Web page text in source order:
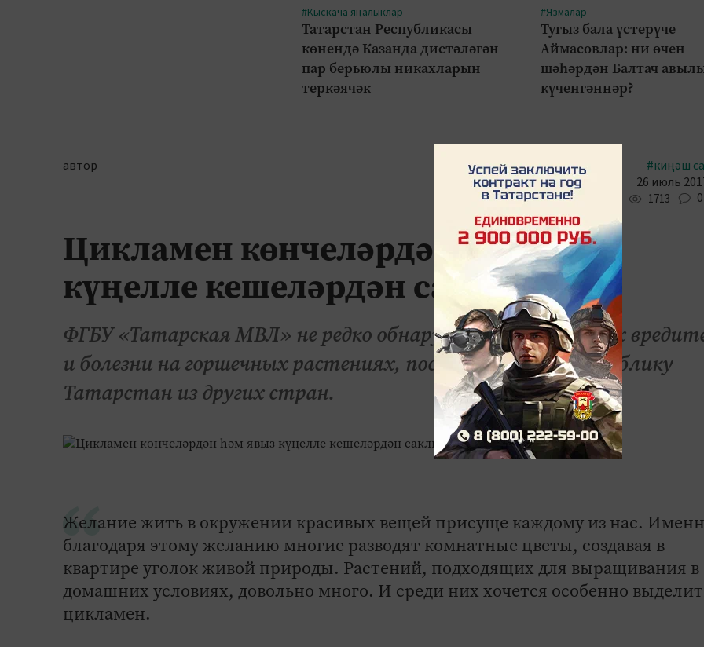
#Кыскача яңалыклар
Татарстан Республикасы
көнендә Казанда дистәләгән
пар берьюлы никахларын
теркәячәк
#Язмалар
Тугыз бала үстерүче
Аймасовлар: ни өчен
шәһәрдән Балтач
күченгәннәр?
автор
#киңәш
26 июль
1713 0
Цикламен көнчеләрдән һәм явыз
күңелле кешеләрдән саклый
ФГБУ «Татарская МВЛ» не редко обнаруживает различных
и болезни на горшечных растениях, поставляемых в Республику
Татарстан из других стран.
Желание жить в окружении красивых вещей присуще каждому из нас.
благодаря этому желанию многие разводят комнатные цветы, создавая в
квартире уголок живой природы. Растений, подходящих для выращивания в
домашних условиях, довольно много. И среди них хочется особенно
цикламен.